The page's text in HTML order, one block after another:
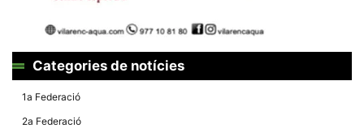
Categories de notícies
1a Federació
2a Federació
Màrqueting
comportament